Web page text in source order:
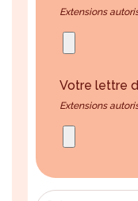
Extensions
Votre lettre
Extensions